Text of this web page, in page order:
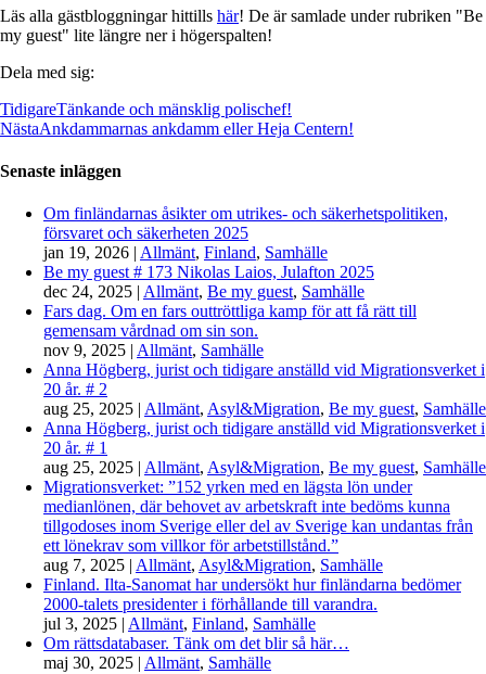
Läs alla gästbloggningar hittills här! De är samlade under rubriken "Be
my guest" lite längre ner i högerspalten!
Dela med sig:
TidigareTänkande och mänsklig polischef!
NästaAnkdammarnas ankdamm eller Heja Centern!
Senaste inläggen
Om finländarnas åsikter om utrikes- och säkerhetspolitiken,
försvaret och säkerheten 2025
jan 19, 2026 | Allmänt, Finland, Samhälle
Be my guest # 173 Nikolas Laios, Julafton 2025
dec 24, 2025 | Allmänt, Be my guest, Samhälle
Fars dag. Om en fars outtröttliga kamp för att få rätt till
gemensam vårdnad om sin son.
nov 9, 2025 | Allmänt, Samhälle
Anna Högberg, jurist och tidigare anställd vid Migrationsverket i
20 år. # 2
aug 25, 2025 | Allmänt, Asyl&Migration, Be my guest, Samhälle
Anna Högberg, jurist och tidigare anställd vid Migrationsverket i
20 år. # 1
aug 25, 2025 | Allmänt, Asyl&Migration, Be my guest, Samhälle
Migrationsverket: ”152 yrken med en lägsta lön under
medianlönen, där behovet av arbetskraft inte bedöms kunna
tillgodoses inom Sverige eller del av Sverige kan undantas från
ett lönekrav som villkor för arbetstillstånd.”
aug 7, 2025 | Allmänt, Asyl&Migration, Samhälle
Finland. Ilta-Sanomat har undersökt hur finländarna bedömer
2000-talets presidenter i förhållande till varandra.
jul 3, 2025 | Allmänt, Finland, Samhälle
Om rättsdatabaser. Tänk om det blir så här…
maj 30, 2025 | Allmänt, Samhälle